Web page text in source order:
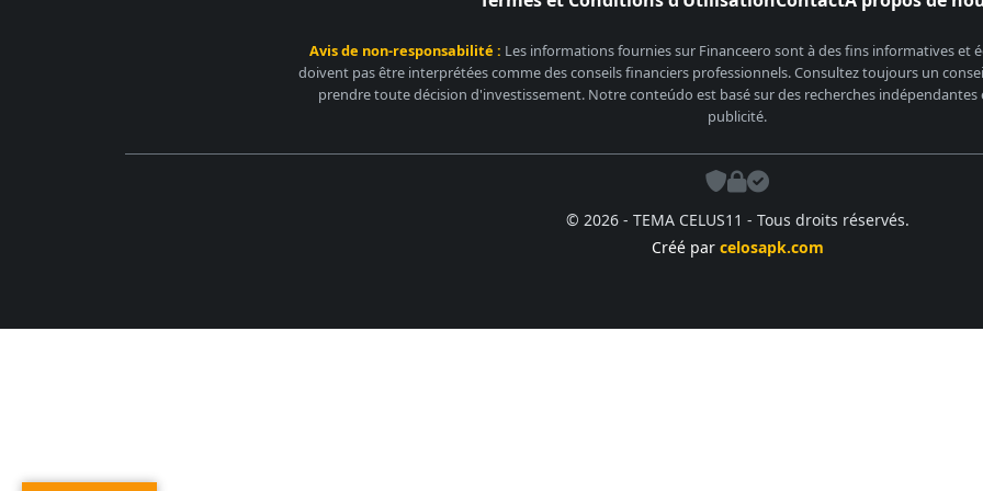
Avis de non-responsabilité : Les informations fournies sur Financeero sont à des fins informatives et
doivent pas être interprétées comme des conseils financiers professionnels. Consultez toujours un
prendre toute décision d'investissement. Notre conteúdo est basé sur des recherches indépendantes
publicité.
© 2026 - TEMA CELUS11 - Tous droits réservés.
Créé par celosapk.com